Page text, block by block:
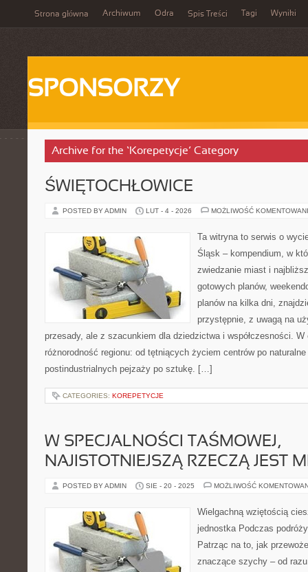
Strona główna Archiwum Odra Spis Treści Tagi Wyniki
SPONSORZY
Archive for the ‘Korepetycje’ Category
ŚWIĘTOCHŁOWICE
POSTED BY ADMIN LUT - 4 - 2026 MOŻLIWOŚĆ
Ta witryna to serwis o
Śląsk – kompendium, w
zwiedzanie miast i
gotowych planów,
planów na kilka dni,
przystępnie, z uwagą na
przesady, ale z szacunkiem dla dziedzictwa i współczesności. W
różnorodność regionu: od tętniących życiem centrów po
postindustrialnych pejzaży po sztukę. […]
CATEGORIES: KOREPETYCJE
W SPECJALNOŚCI TAŚMOWEJ,
NAJISTOTNIEJSZĄ RZECZĄ JEST
POSTED BY ADMIN SIE - 20 - 2025 MOŻLIWOŚĆ
Wielgachną wziętością
jednostka Podczas
Patrząc na to, jak
znaczące szychy – od